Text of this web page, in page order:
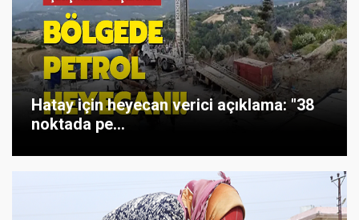
Hatay için heyecan verici açıklama: "38
noktada pe...